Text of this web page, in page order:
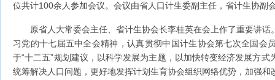
位共计100余人参加会议。会议由省人口计生委副主任，省计生协副
原省人大常委会主任、省计生协会长李桂英在会上作了重要讲
习党的十七届五中全会精神，认真贯彻中国计生协会第七次全国会
于“十二五”规划建议，以科学发展为主题，以加快转变经济发展方
统筹解决人口问题，更好地发挥计划生育协会组织网络优势，加强